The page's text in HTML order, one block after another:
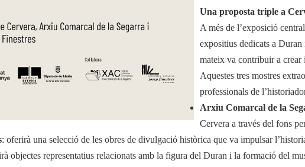
Una proposta triple a
A més de l’exposició
expositius dedicats a
mateix va contribuir a
Aquestes tres mostres
professionals de
Arxiu Comarcal de la
Cervera a través del fons
: oferirà una selecció de les obres de divulgació històrica que va impulsar
objectes representatius relacionats amb la figura del Duran i la formació del